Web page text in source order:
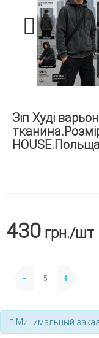
Зіп Худі
430 грн./шт
- +
Минимальный